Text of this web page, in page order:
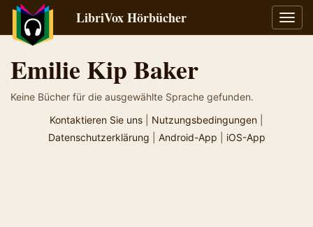
LibriVox Hörbücher
Emilie Kip Baker
Keine Bücher für die ausgewählte Sprache gefunden.
Kontaktieren Sie uns
Nutzungsbedingungen
Datenschutzerklärung
Android-App iOS-App